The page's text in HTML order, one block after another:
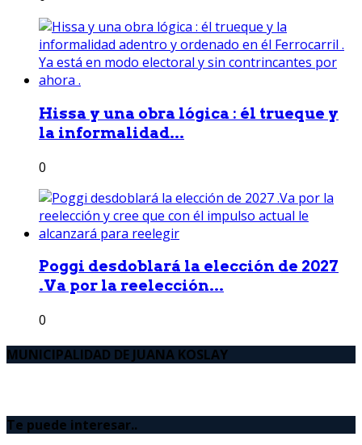
Hissa y una obra lógica : él trueque y
la informalidad...
0
Poggi desdoblará la elección de 2027
.Va por la reelección...
0
MUNICIPALIDAD DE JUANA KOSLAY
Te puede interesar..